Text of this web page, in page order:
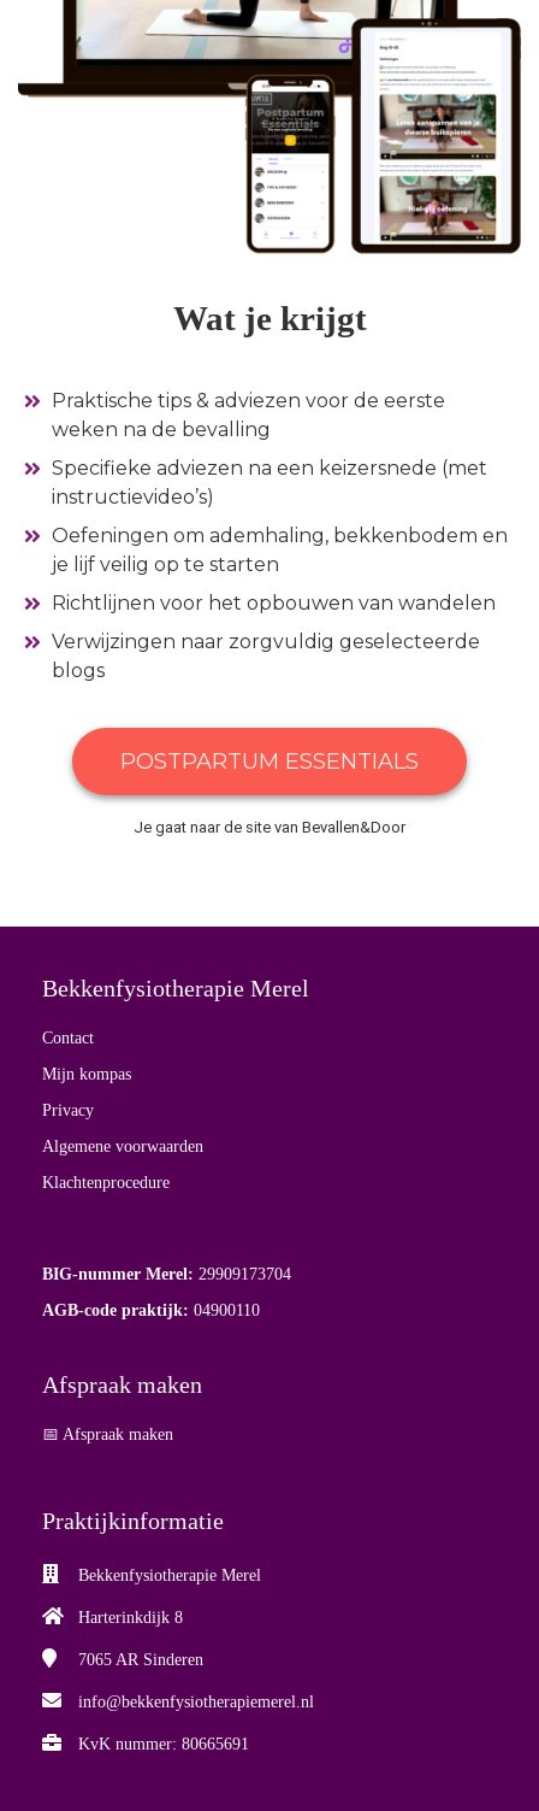
Wat je krijgt
Praktische tips & adviezen voor de eerste
weken na de bevalling
Specifieke adviezen na een keizersnede (met
instructievideo’s)
Oefeningen om ademhaling, bekkenbodem en
je lijf veilig op te starten
Richtlijnen voor het opbouwen van wandelen
Verwijzingen naar zorgvuldig geselecteerde
blogs
POSTPARTUM ESSENTIALS
Je gaat naar de site van Bevallen&Door
Bekkenfysiotherapie Merel
Contact
Mijn kompas
Privacy
Algemene voorwaarden
Klachtenprocedure
BIG-nummer Merel: 29909173704
AGB-code praktijk: 04900110
Afspraak maken
📅 Afspraak maken
Praktijkinformatie
Bekkenfysiotherapie Merel
Harterinkdijk 8
7065 AR Sinderen
info@bekkenfysiotherapiemerel.nl
KvK nummer: 80665691